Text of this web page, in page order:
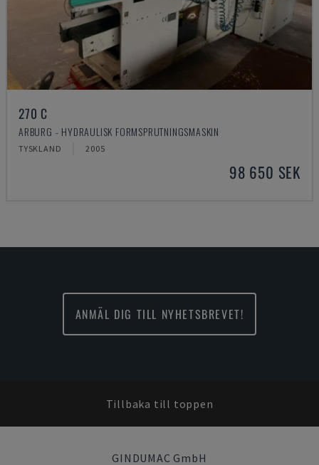
270 C
ARBURG - HYDRAULISK FORMSPRUTNINGSMASKIN
TYSKLAND 2005
98 650 SEK
ANMÄL DIG TILL NYHETSBREVET!
Tillbaka till toppen
GINDUMAC GmbH